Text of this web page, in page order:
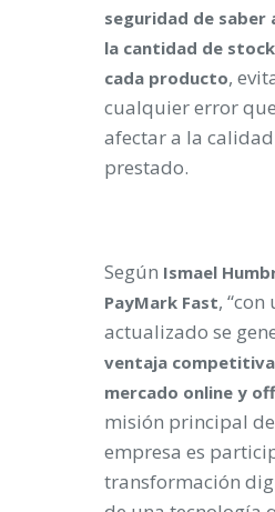
seguridad de saber
la cantidad de
cada producto,
cualquier error
afectar a la
prestado.
Según Ismael
PayMark Fast, “con
actualizado se
ventaja
mercado online y
misión principal
empresa es
transformación